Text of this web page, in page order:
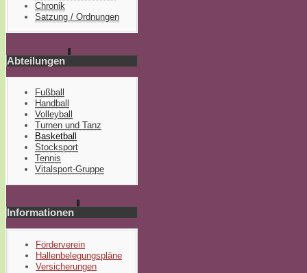
Chronik
Satzung / Ordnungen
Abteilungen
Fußball
Handball
Volleyball
Turnen und Tanz
Basketball
Stocksport
Tennis
Vitalsport-Gruppe
Informationen
Förderverein
Hallenbelegungspläne
Versicherungen